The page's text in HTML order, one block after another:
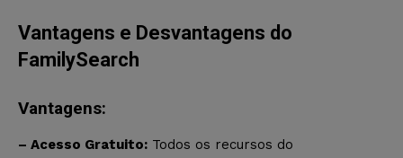
Vantagens e Desvantagens do
FamilySearch
Vantagens:
– Acesso Gratuito: Todos os recursos do